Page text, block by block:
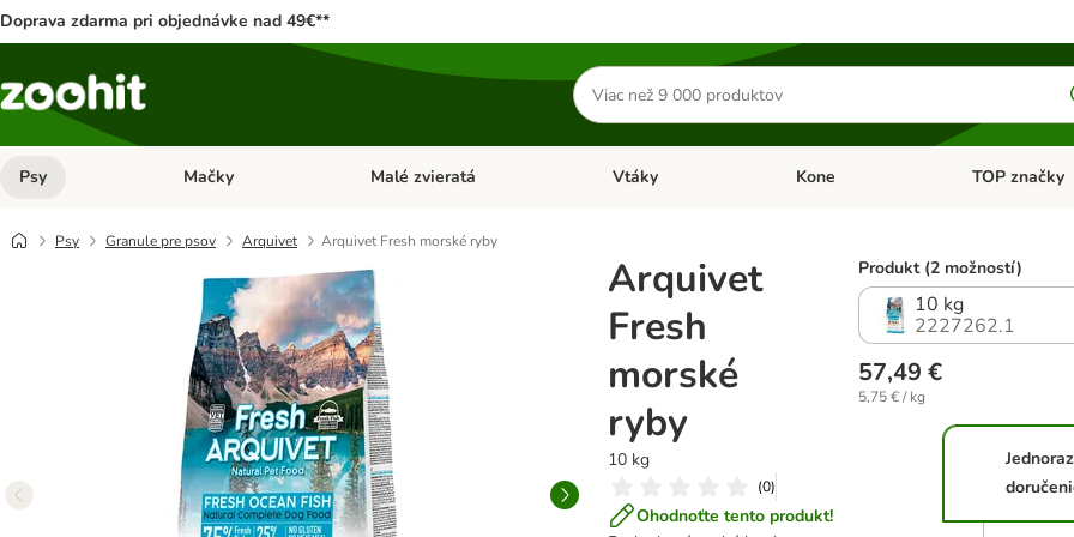
Doprava zdarma pri objednávke nad 49€**
Hľadať
produkty
Psy Otvoriť menu: Psy
Mačky Otvoriť menu: Mačky
Malé zvieratá Otvoriť menu: Malé zvieratá
Vtáky Otvoriť menu: Vtáky
Kone Otvoriť menu:
TOP značky
Psy Granule pre psov Arquivet Arquivet Fresh morské ryby
Arquivet
Fresh
morské
ryby
10 kg
(0)
Ohodnoťte tento produkt!
Produkt (2 možností)
10 kg
2227262.1
57,49 €
5,75 € / kg